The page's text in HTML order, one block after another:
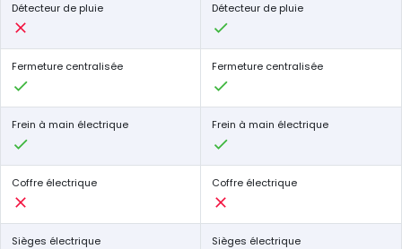
Détecteur de pluie Détecteur de pluie
Fermeture centralisée Fermeture centralisée
Frein à main électrique Frein à main électrique
Coffre électrique Coffre électrique
Sièges électrique Sièges électrique